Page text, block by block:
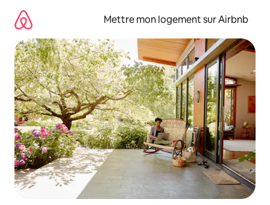
directement
contenu
Mettre mon logement sur Airbnb